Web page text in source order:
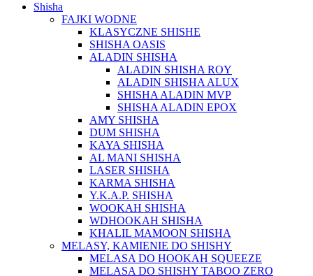
Shisha
FAJKI WODNE
KLASYCZNE SHISHE
SHISHA OASIS
ALADIN SHISHA
ALADIN SHISHA ROY
ALADIN SHISHA ALUX
SHISHA ALADIN MVP
SHISHA ALADIN EPOX
AMY SHISHA
DUM SHISHA
KAYA SHISHA
AL MANI SHISHA
LASER SHISHA
KARMA SHISHA
Y.K.A.P. SHISHA
WOOKAH SHISHA
WDHOOKAH SHISHA
KHALIL MAMOON SHISHA
MELASY, KAMIENIE DO SHISHY
MELASA DO HOOKAH SQUEEZE
MELASA DO SHISHY TABOO ZERO